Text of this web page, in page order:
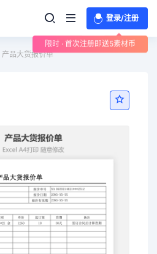
登录/注册
限时 · 首次注册即送5素材币
产品大货报价单